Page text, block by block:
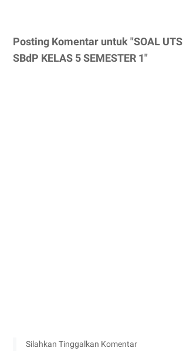
Posting Komentar untuk "SOAL
SBdP KELAS 5 SEMESTER 1"
Silahkan Tinggalkan Komentar